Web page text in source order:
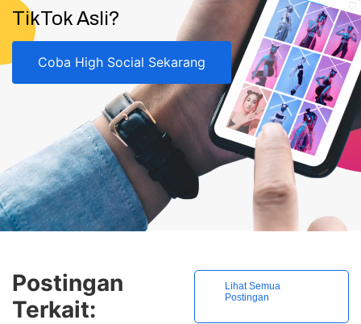
TikTok Asli?
Coba High Social Sekarang
Postingan
Terkait:
Lihat Semua
Postingan